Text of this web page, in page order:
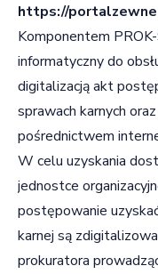
https://
Komponentem
informatyczny do
digitalizacją akt
sprawach karnych
pośrednictwem
W celu uzyskania
jednostce
postępowanie
karnej są
prokuratora